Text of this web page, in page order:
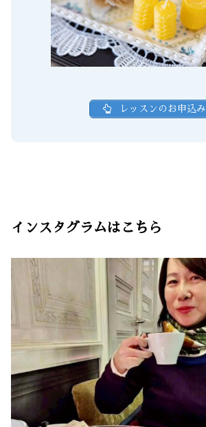
レッスンのお申込み
インスタグラムはこちら